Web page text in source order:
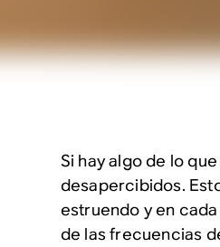
Si hay algo de lo
desapercibidos.
estruendo y en
de las frecuencias